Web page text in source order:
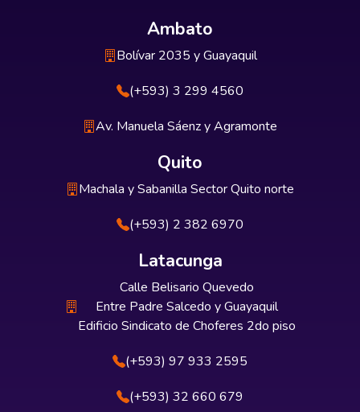
Ambato
Bolívar 2035 y Guayaquil
(+593) 3 299 4560
Av. Manuela Sáenz y Agramonte
Quito
Machala y Sabanilla Sector Quito norte
(+593) 2 382 6970
Latacunga
Calle Belisario Quevedo
Entre Padre Salcedo y Guayaquil
Edificio Sindicato de Choferes 2do piso
(+593) 97 933 2595
(+593) 32 660 679